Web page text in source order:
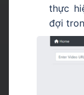
thực
đợi